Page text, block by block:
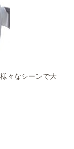
々なシーンで大